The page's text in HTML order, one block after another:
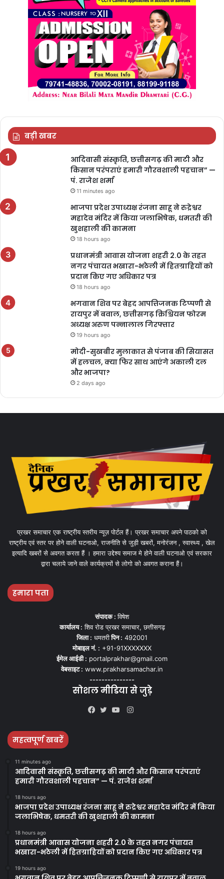
बड़ी खबर
आदिवासी संस्कृति, छत्तीसगढ़ की माटी और
किसान परंपराएं हमारी गौरवशाली पहचान” —
पं. राजेश शर्मा
11 minutes ago
भाजपा प्रदेश उपाध्यक्ष रंजना साहू ने रुद्रेश्वर
महादेव मंदिर में किया जलाभिषेक, धमतरी की
खुशहाली की कामना
18 hours ago
प्रधानमंत्री आवास योजना शहरी 2.0 के तहत
नगर पंचायत भखारा-भठेली में हितग्राहियों को
प्रदान किए गए अधिकार पत्र
18 hours ago
भगवान शिव पर बेहद आपत्तिजनक टिप्पणी से
रायपुर में बवाल, छत्तीसगढ़ क्रिश्चियन फोरम
अध्यक्ष अरुण पन्नालाल गिरफ्तार
19 hours ago
मोदी-सुखबीर मुलाकात से पंजाब की सियासत
में हलचल, क्या फिर साथ आएंगे अकाली दल
और भाजपा?
2 days ago
प्रखर समाचार एक राष्ट्रीय स्तरीय न्यूज़ पोर्टल हैं। प्रखर समाचार अपने पाठको को
राष्ट्रीय एवं स्तर पर होने वाली घटनाओ, राजनीति से जुड़ी खबरों, मनोरंजन , स्वास्थ्य , खेल
इत्यादि खबरों से अवगत करता हैं । हमारा उद्देश्य समाज मे होने वाली घटनाओ एवं सरकार
द्वारा चलाये जाने वाले कार्यक्रमों से लोगो को अवगत कराना हैं।
हमारा पता
संपादक :विषेश
कार्यालय : शिव रोड प्रखर समाचार, छत्तीसगढ़
जिला : धमतरीपिन : 492001
मोबाइल नं. : +91-91XXXXXXX
ईमेल आईडी : portalprakhar@gmail.com
वेबसाइट : www.prakharsamachar.in
---------------
सोशल मीडिया से जुड़े
Instagram
महत्वपूर्ण खबरें
11 minutes ago
आदिवासी संस्कृति, छत्तीसगढ़ की माटी और किसान परंपराएं
हमारी गौरवशाली पहचान” — पं. राजेश शर्मा
18 hours ago
भाजपा प्रदेश उपाध्यक्ष रंजना साहू ने रुद्रेश्वर महादेव मंदिर में किया
जलाभिषेक, धमतरी की खुशहाली की कामना
18 hours ago
प्रधानमंत्री आवास योजना शहरी 2.0 के तहत नगर पंचायत
भखारा-भठेली में हितग्राहियों को प्रदान किए गए अधिकार पत्र
19 hours ago